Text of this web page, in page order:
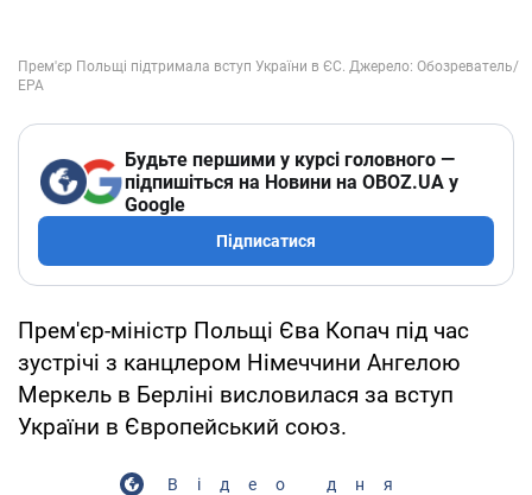
Будьте першими у курсі головного —
підпишіться на Новини на OBOZ.UA у
Google
Підписатися
Прем'єр-міністр Польщі Єва Копач під час
зустрічі з канцлером Німеччини Ангелою
Меркель в Берліні висловилася за вступ
України в Європейський союз.
Відео дня